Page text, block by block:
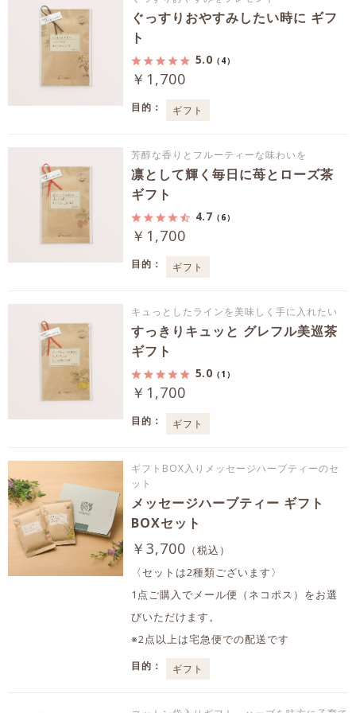
ぐっすりおやすみしたい時に ギフ
ト
5.0 （4）
￥1,700
目的： ギフト
芳醇な香りとフルーティーな味わいを
凛として輝く毎日に苺とローズ茶
ギフト
4.7 （6）
￥1,700
目的： ギフト
キュっとしたラインを美味しく手に入れたい
すっきりキュッと グレフル美巡茶
ギフト
5.0 （1）
￥1,700
目的： ギフト
ギフトBOX入りメッセージハーブティーのセ
ット
メッセージハーブティー ギフト
BOXセット
￥3,700 （税込）
〈セットは2種類ございます〉
1点ご購入でメール便（ネコポス）をお選
びいただけます。
※2点以上は宅急便での配送です
目的：
ギフト